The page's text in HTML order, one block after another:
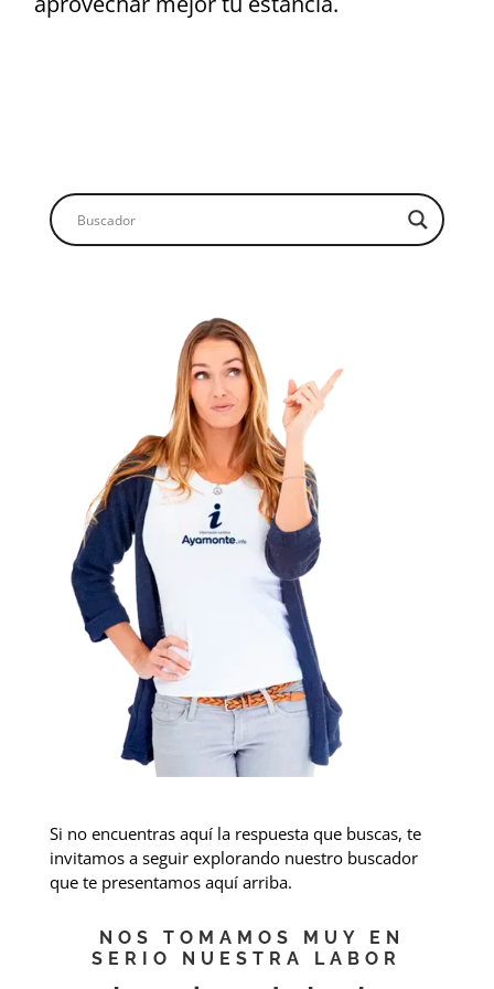
Si no encuentras aquí la respuesta que buscas, te
invitamos a seguir explorando nuestro buscador
que te presentamos aquí arriba.
NOS TOMAMOS MUY EN
SERIO NUESTRA LABOR